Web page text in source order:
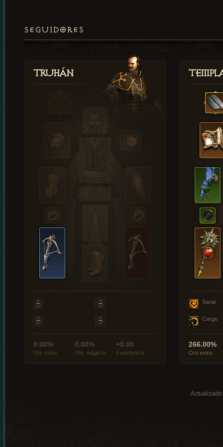
SEGUIDORES
Truhán
0.00%
Oro extra
0.00%
Obj. mágicos
+0.00
Experiencia
Sanar
Carga
266.00%
Oro extra